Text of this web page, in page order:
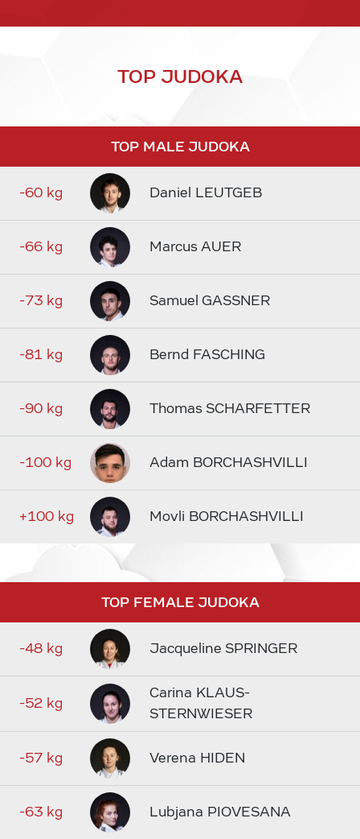
TOP JUDOKA
TOP MALE JUDOKA
-60 kg Daniel LEUTGEB
-66 kg Marcus AUER
-73 kg Samuel GASSNER
-81 kg Bernd FASCHING
-90 kg Thomas SCHARFETTER
-100 kg Adam BORCHASHVILLI
+100 kg Movli BORCHASHVILLI
TOP FEMALE JUDOKA
-48 kg Jacqueline SPRINGER
-52 kg
Carina KLAUS-
STERNWIESER
-57 kg Verena HIDEN
-63 kg Lubjana PIOVESANA